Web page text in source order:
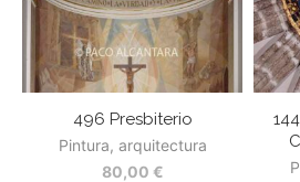
496 Presbiterio
Pintura, arquitectura
80,00 €